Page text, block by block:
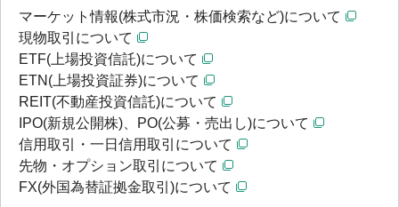
マーケット情報(株式市況・株価検索など)について
現物取引について
ETF(上場投資信託)について
ETN(上場投資証券)について
REIT(不動産投資信託)について
IPO(新規公開株)、PO(公募・売出し)について
信用取引・一日信用取引について
先物・オプション取引について
FX(外国為替証拠金取引)について